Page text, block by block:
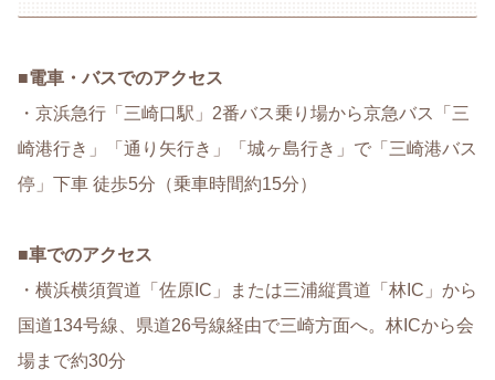
■電車・バスでのアクセス
・京浜急行「三崎口駅」2番バス乗り場から京急バス「三
崎港行き」「通り矢行き」「城ヶ島行き」で「三崎港バス
停」下車 徒歩5分（乗車時間約15分）
■車でのアクセス
・横浜横須賀道「佐原IC」または三浦縦貫道「林IC」から
国道134号線、県道26号線経由で三崎方面へ。林ICから会
場まで約30分